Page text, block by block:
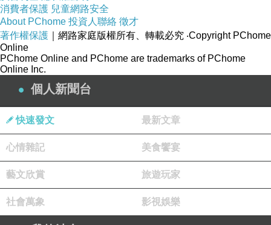
飼養方式超級認同。
還經過動物友善飼養的合格認證。
在來就是這次參觀農產最刺激也是最有樂趣的活
動，依分組到雞舍撿牧草蛋。
第一次進雞舍說真的即開心也害怕，畢竟小時候
外婆家後院有養雞還被多隻雞追著跑。
但在撿蛋的過程中，看到了不少只有在課本才能
看到的，親自體驗還是有差別。
福壽農場以歐美國家推行動物福利的標準，依循
一雞一窩的天性，在牧放區準備寬闊的產蛋箱。
消費者保護 兒童網路安全
About PChome 投資人聯絡 徵才
著作權保護 ｜網路家庭版權所有、轉載必究 ‧Copyright PChome
Online
PChome Online and PChome are trademarks of PChome
Online Inc.
個人新聞台
快速發文 最新文章
心情雜記 美食饗宴
藝文欣賞 旅遊玩家
社會萬象 影視娛樂